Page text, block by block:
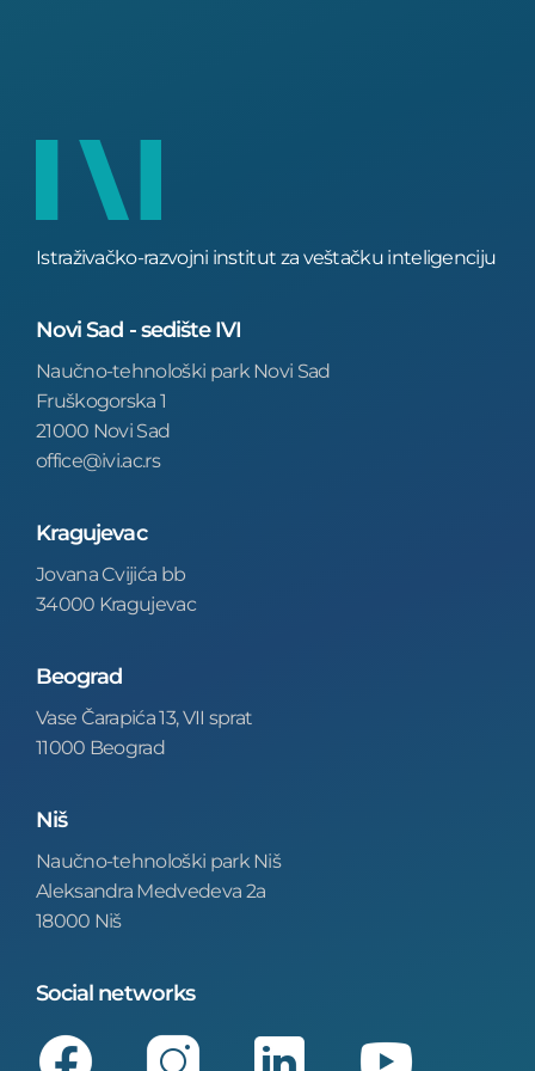
Istraživačko-razvojni institut za veštačku inteligenciju
Novi Sad - sedište IVI
Naučno-tehnološki park Novi Sad
Fruškogorska 1
21000 Novi Sad
office@ivi.ac.rs
Kragujevac
Jovana Cvijića bb
34000 Kragujevac
Beograd
Vase Čarapića 13, VII sprat
11000 Beograd
Niš
Naučno-tehnološki park Niš
Aleksandra Medvedeva 2a
18000 Niš
Social networks
Facebook Instagram LinkedIn